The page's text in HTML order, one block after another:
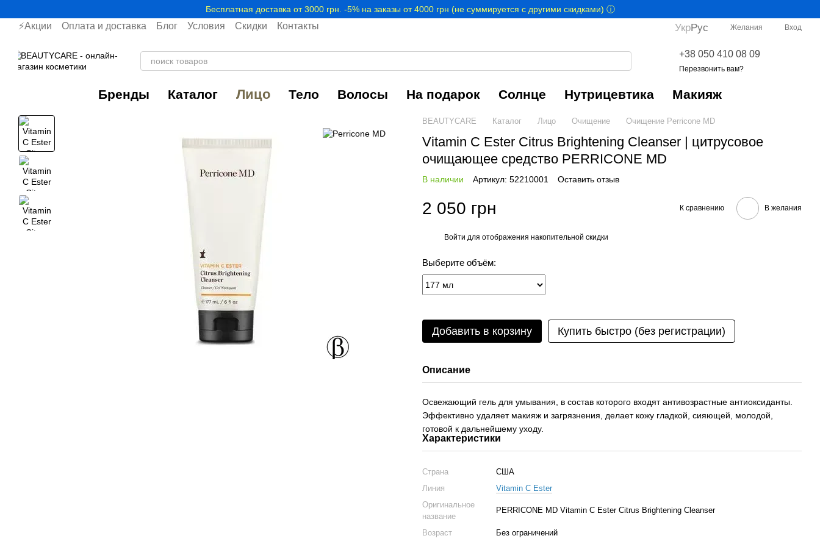
Бесплатная доставка от 3000 грн. -5% на заказы от 4000 грн (не суммируется с другими скидками) ⓘ
⚡Акции Оплата и доставка Блог Условия Скидки Контакты УкрРус Желания Вход
+38 050 410 08 09
Перезвонить вам?
Бренды Каталог Лицо Тело Волосы На подарок Солнце Нутрицевтика Макияж
BEAUTYCARE Каталог Лицо Очищение Очищение Perricone MD
Vitamin C Ester Citrus Brightening Cleanser | цитрусовое
очищающее средство PERRICONE MD
В наличии Артикул: 52210001 Оставить отзыв
2 050 грн К сравнению В желания
Войти для отображения накопительной скидки
Выберите объём:
Добавить в корзину Купить быстро (без регистрации)
Описание
Освежающий гель для умывания, в состав которого входят антивозрастные антиоксиданты.
Эффективно удаляет макияж и загрязнения, делает кожу гладкой, сияющей, молодой,
готовой к дальнейшему уходу.
Характеристики
Страна
США
Линия
Vitamin C Ester
Оригинальное
название
PERRICONE MD Vitamin C Ester Citrus Brightening Cleanser
Возраст
Без ограничений